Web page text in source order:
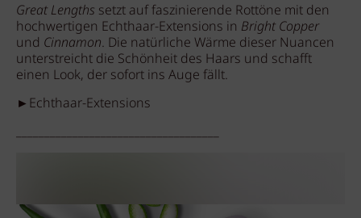
Great Lengths setzt auf faszinierende Rottöne mit den
hochwertigen Echthaar-Extensions in Bright Copper
und Cinnamon. Die natürliche Wärme dieser Nuancen
unterstreicht die Schönheit des Haars und schafft
einen Look, der sofort ins Auge fällt.
►Echthaar-Extensions
____________________________________